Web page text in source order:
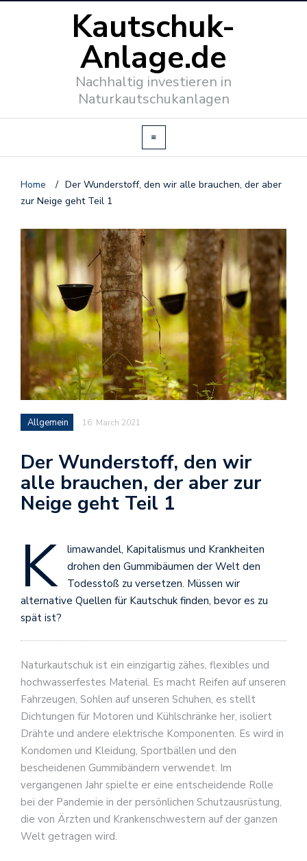
Kautschuk-
Anlage.de
Nachhaltig investieren in
Naturkautschukanlagen
Home / Der Wunderstoff, den wir alle brauchen, der aber
zur Neige geht Teil 1
Allgemein 16. March 2021
Der Wunderstoff, den wir
alle brauchen, der aber zur
Neige geht Teil 1
K
limawandel, Kapitalismus und Krankheiten
drohen den Gummibäumen der Welt den
Todesstoß zu versetzen. Müssen wir
alternative Quellen für Kautschuk finden, bevor es zu
spät ist?
Naturkautschuk ist ein einzigartig zähes, flexibles und
hochwasserfestes Material. Es macht Reifen auf unseren
Fahrzeugen, Sohlen auf unseren Schuhen, es stellt
Dichtungen für Motoren und Kühlschränke her, isoliert
Drähte und andere elektrische Komponenten. Es wird in
Kondomen und Kleidung, Sportbällen und den
bescheidenen Gummibändern verwendet. Im
vergangenen Jahr spielte er eine entscheidende Rolle
bei der Pandemie in der persönlichen Schutzausrüstung,
die von Ärzten und Krankenschwestern auf der ganzen
Welt getragen wird.